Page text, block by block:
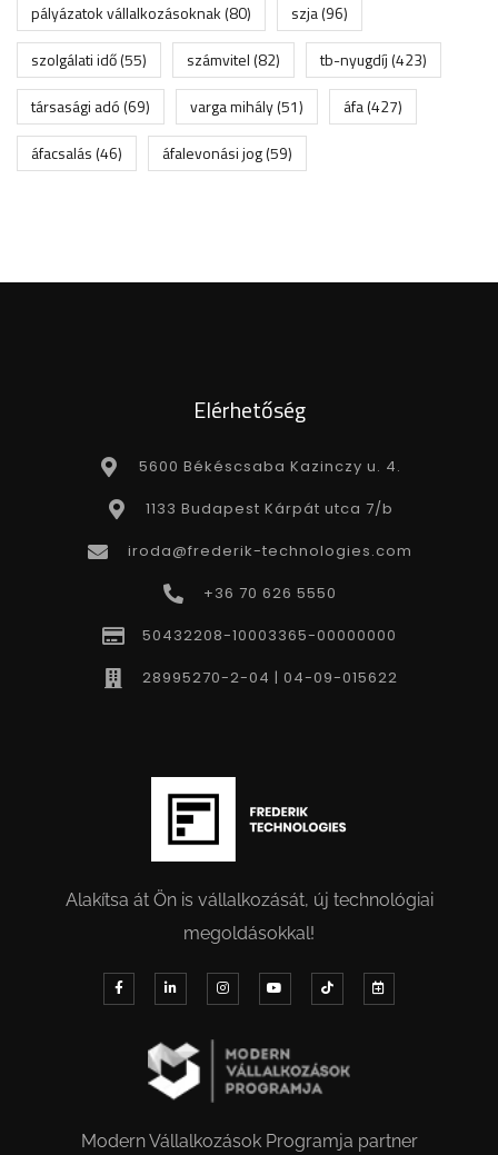
pályázatok vállalkozásoknak(80) szja(96)
szolgálati idő(55) számvitel(82) tb-nyugdíj(423)
társasági adó(69) varga mihály(51) áfa(427)
áfacsalás(46) áfalevonási jog(59)
Elérhetőség
5600 Békéscsaba Kazinczy u. 4.
1133 Budapest Kárpát utca 7/b
iroda@frederik-technologies.com
+36 70 626 5550
50432208-10003365-00000000
28995270-2-04 | 04-09-015622
Alakítsa át Ön is vállalkozását, új technológiai
megoldásokkal!
Modern Vállalkozások Programja partner